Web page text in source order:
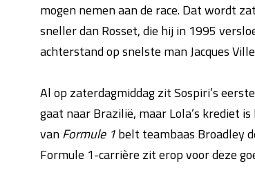
mogen nemen aan de race. Dat wordt
sneller dan Rosset, die hij in 1995
achterstand op snelste man Jacques
Al op zaterdagmiddag zit Sospiri’s
gaat naar Brazilië, maar Lola’s krediet
vanFormule 1belt teambaas Broadley
Formule 1-carrière zit erop voor deze